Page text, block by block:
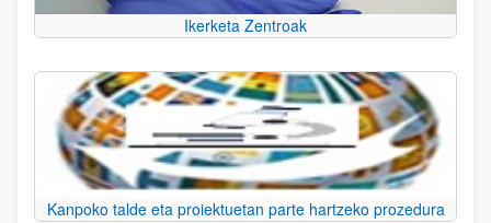
Ikerketa Zentroak
Kanpoko talde eta proiektuetan parte hartzeko prozedura